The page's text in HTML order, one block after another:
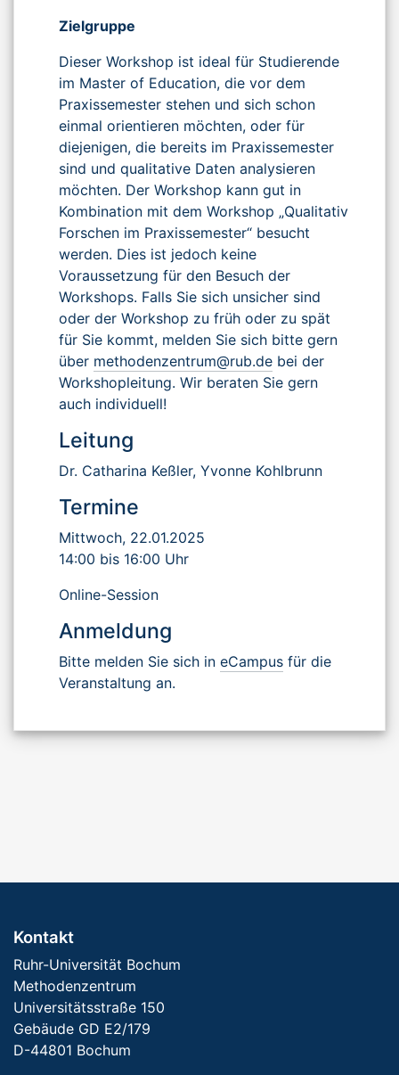
Zielgruppe
Dieser Workshop ist ideal für Studierende
im Master of Education, die vor dem
Praxissemester stehen und sich schon
einmal orientieren möchten, oder für
diejenigen, die bereits im Praxissemester
sind und qualitative Daten analysieren
möchten. Der Workshop kann gut in
Kombination mit dem Workshop „Qualitativ
Forschen im Praxissemester“ besucht
werden. Dies ist jedoch keine
Voraussetzung für den Besuch der
Workshops. Falls Sie sich unsicher sind
oder der Workshop zu früh oder zu spät
für Sie kommt, melden Sie sich bitte gern
über methodenzentrum@rub.de bei der
Workshopleitung. Wir beraten Sie gern
auch individuell!
Leitung
Dr. Catharina Keßler, Yvonne Kohlbrunn
Termine
Mittwoch, 22.01.2025
14:00 bis 16:00 Uhr
Online-Session
Anmeldung
Bitte melden Sie sich in eCampus für die
Veranstaltung an.
Kontakt
Ruhr-Universität Bochum
Methodenzentrum
Universitätsstraße 150
Gebäude GD E2/179
D-44801 Bochum